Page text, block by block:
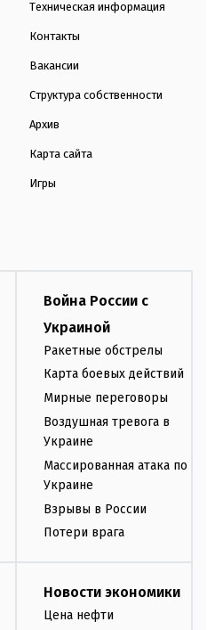
Техническая информация
Контакты
Вакансии
Структура собственности
Архив
Карта сайта
Игры
Война России с
Украиной
Ракетные обстрелы
Карта боевых действий
Мирные переговоры
Воздушная тревога в
Украине
Массированная атака по
Украине
Взрывы в России
Потери врага
Новости экономики
Цена нефти